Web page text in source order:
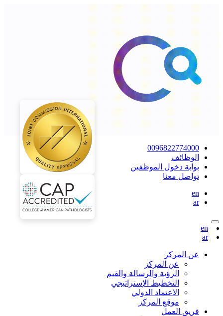
0096822774000
الوظائف
بوابة دخول الموظفين
تواصل معنا
en
ar
en
ar
عن المركز
عن المركز
الرؤية والرسالة والقيم
التخطيط الإستراتيجي
الاعتماد الدولي
موقع المركز
فريق العمل